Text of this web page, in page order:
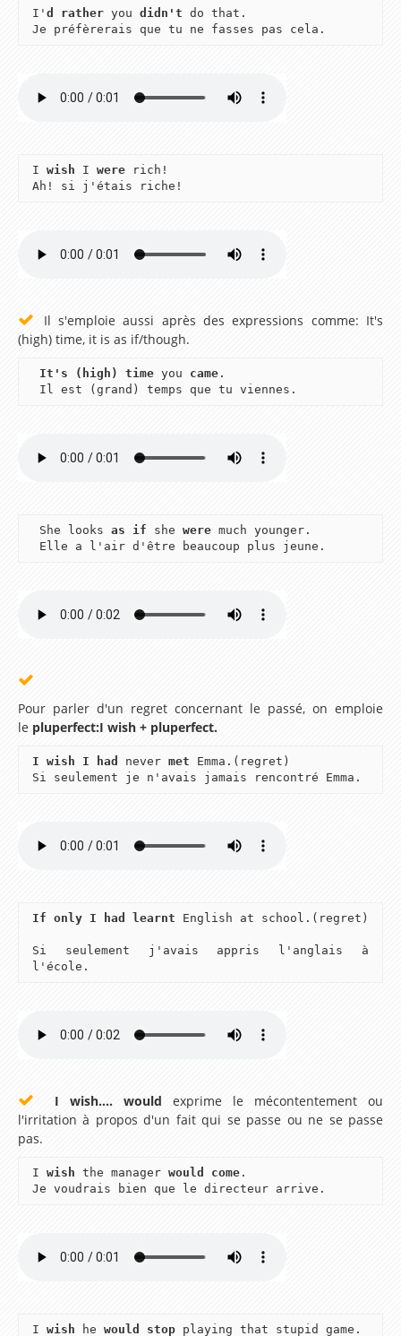
Lesson 15 – What time is it ?
Lesson 20 – My daily routine
evening ?
Lesson 26 – Where did you go on holidays last
housework !
Lesson 29 – How long have you studied French ?
haven’t you ?
Lire et écouter des livres en anglais (english talking
Animations et Vidéos en Anglais
Dessins animés pour apprendre l'anglais
Karaoke version Anglaise
Conversations avec Ted et betty
Coloriage en ligne
Jeux
Jeux de Mots Mêlés
I' d rather you didn't do that.
Je préfèrerais que tu ne fasses pas cela.
I wish I were rich!
Ah! si j'étais riche!
Il s'emploie aussi après des expressions comme: It's
(high) time, it is as if/though.
It's (high) time you came .
Il est (grand) temps que tu viennes.
She looks as if she were much younger.
Elle a l'air d'être beaucoup plus jeune.
Pour parler d'un regret concernant le passé, on emploie
le pluperfect:I wish + pluperfect.
I wish I had never met Emma.(regret)
Si seulement je n'avais jamais rencontré Emma.
If only I had learnt English at school.(regret)
Si seulement j'avais appris l'anglais à
l'école.
I wish.... would exprime le mécontentement ou
l'irritation à propos d'un fait qui se passe ou ne se passe
pas.
I wish the manager would come .
Je voudrais bien que le directeur arrive.
I wish he would stop playing that stupid game.